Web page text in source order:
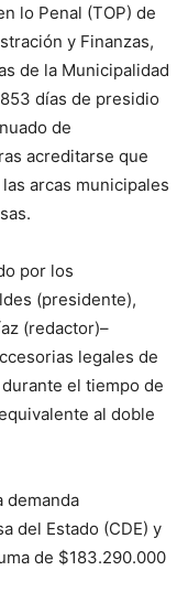
lo Penal (TOP) de
y Finanzas,
de la Municipalidad
días de presidio
de
acreditarse que
arcas municipales
por los
(presidente),
(redactor)–
legales de
el tiempo de
al doble
demanda
del Estado (CDE) y
de $183.290.000